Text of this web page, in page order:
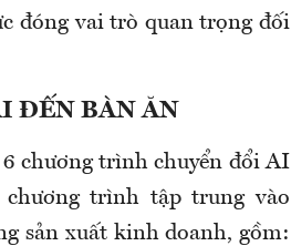
đóng vai trò quan trọng đối
ĐẾN BÀN ĂN
chương trình chuyển đổi AI
trình tập trung vào
sản xuất kinh doanh, gồm: